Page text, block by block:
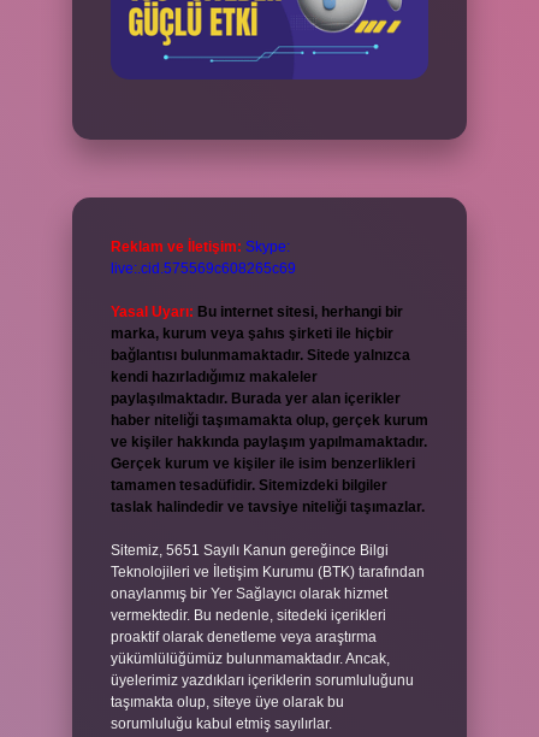
Reklam ve İletişim: Skype:
live:.cid.575569c608265c69
Yasal Uyarı: Bu internet sitesi, herhangi bir
marka, kurum veya şahıs şirketi ile hiçbir
bağlantısı bulunmamaktadır. Sitede yalnızca
kendi hazırladığımız makaleler
paylaşılmaktadır. Burada yer alan içerikler
haber niteliği taşımamakta olup, gerçek kurum
ve kişiler hakkında paylaşım yapılmamaktadır.
Gerçek kurum ve kişiler ile isim benzerlikleri
tamamen tesadüfidir. Sitemizdeki bilgiler
taslak halindedir ve tavsiye niteliği taşımazlar.
Sitemiz, 5651 Sayılı Kanun gereğince Bilgi
Teknolojileri ve İletişim Kurumu (BTK) tarafından
onaylanmış bir Yer Sağlayıcı olarak hizmet
vermektedir. Bu nedenle, sitedeki içerikleri
proaktif olarak denetleme veya araştırma
yükümlülüğümüz bulunmamaktadır. Ancak,
üyelerimiz yazdıkları içeriklerin sorumluluğunu
taşımakta olup, siteye üye olarak bu
sorumluluğu kabul etmiş sayılırlar.